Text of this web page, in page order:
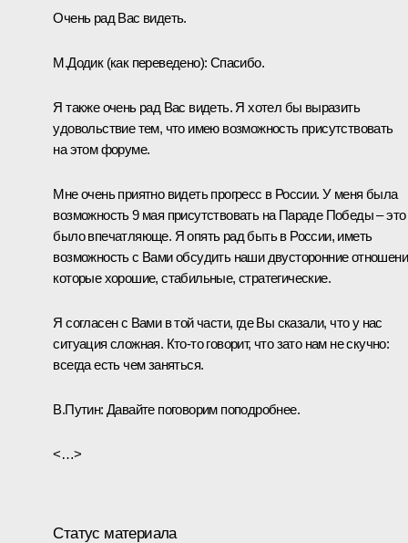
Очень рад Вас видеть.
М.Додик (как переведено): Спасибо.
Я также очень рад Вас видеть. Я хотел бы выразить
удовольствие тем, что имею возможность присутствовать
на этом форуме.
Мне очень приятно видеть прогресс в России. У меня была
возможность 9 мая присутствовать на Параде Победы – это
было впечатляюще. Я опять рад быть в России, иметь
возможность с Вами обсудить наши двусторонние
которые хорошие, стабильные, стратегические.
Я согласен с Вами в той части, где Вы сказали, что у нас
ситуация сложная. Кто-то говорит, что зато нам не скучно:
всегда есть чем заняться.
В.Путин: Давайте поговорим поподробнее.
<…>
Статус материала